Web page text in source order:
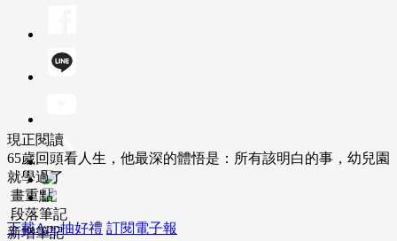
下載App抽好禮 訂閱電子報
現正閱讀
65歲回頭看人生，他最深的體悟是：所有該明白的事，幼兒園
就學過了
畫重點
段落筆記
新增筆記